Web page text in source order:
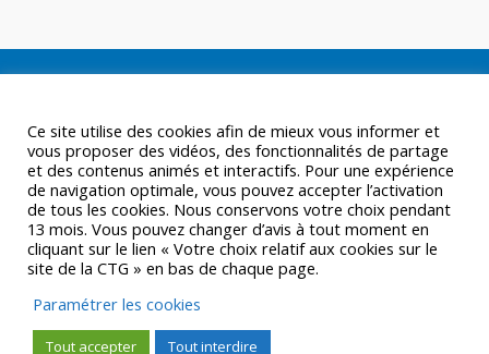
Ce site utilise des cookies afin de mieux vous informer et
vous proposer des vidéos, des fonctionnalités de partage
et des contenus animés et interactifs. Pour une expérience
de navigation optimale, vous pouvez accepter l’activation
de tous les cookies. Nous conservons votre choix pendant
13 mois. Vous pouvez changer d’avis à tout moment en
cliquant sur le lien « Votre choix relatif aux cookies sur le
site de la CTG » en bas de chaque page.
Paramétrer les cookies
Tout accepter Tout interdire